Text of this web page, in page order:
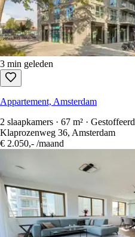
3 min geleden
Appartement, Amsterdam
2 slaapkamers · 67 m² · Gestoffeerd
Klaprozenweg 36, Amsterdam
€ 2.050,- /maand